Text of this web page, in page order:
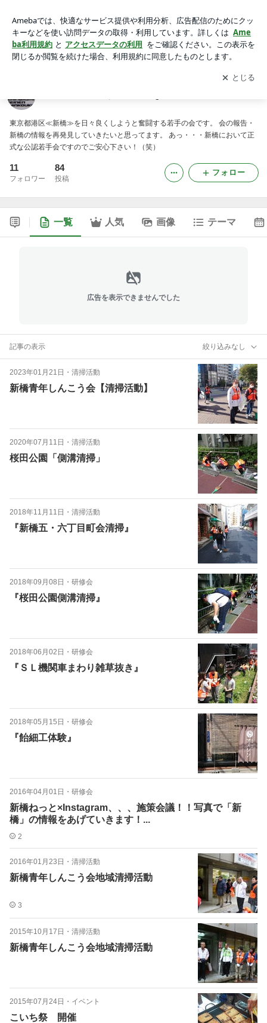
アプリをダウンロードして ブログの更新通知
を受け取りまし
ょう。
開く
東京都港区≪新橋≫を日々良くしようと奮闘する若手の会です。 会の報告・
新橋の情報を再発見していきたいと思ってます。 あっ・・・新橋において正
式な公認若手会ですのでご安心下さい！（笑）
11
フォロワー
84
投稿
フォロー
一覧 人気 画像 テーマ
広告を表示できませんでした
記事の表示 絞り込みなし
2023年01月21日 ・ 清掃活動
新橋青年しんこう会【清掃活動】
2020年07月11日 ・ 清掃活動
桜田公園「側溝清掃」
2018年11月11日 ・ 清掃活動
『新橋五・六丁目町会清掃』
2018年09月08日 ・ 研修会
『桜田公園側溝清掃』
2018年06月02日 ・ 研修会
『ＳＬ機関車まわり雑草抜き』
2018年05月15日 ・ 研修会
『飴細工体験』
2016年04月01日 ・ 研修会
新橋ねっと×Instagram、、、施策会議！！写真で「新
橋」の情報をあげていきます！...
2
2016年01月23日 ・ 清掃活動
新橋青年しんこう会地域清掃活動
3
2015年10月17日 ・ 清掃活動
新橋青年しんこう会地域清掃活動
2015年07月24日 ・ イベント
こいち祭 開催